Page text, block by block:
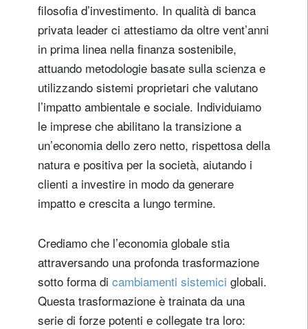
filosofia d’investimento. In qualità di banca
privata leader ci attestiamo da oltre vent’anni
in prima linea nella finanza sostenibile,
attuando metodologie basate sulla scienza e
utilizzando sistemi proprietari che valutano
l’impatto ambientale e sociale. Individuiamo
le imprese che abilitano la transizione a
un’economia dello zero netto, rispettosa della
natura e positiva per la società, aiutando i
clienti a investire in modo da generare
impatto e crescita a lungo termine.
Crediamo che l’economia globale stia
attraversando una profonda trasformazione
sotto forma di cambiamenti sistemici globali.
Questa trasformazione è trainata da una
serie di forze potenti e collegate tra loro: